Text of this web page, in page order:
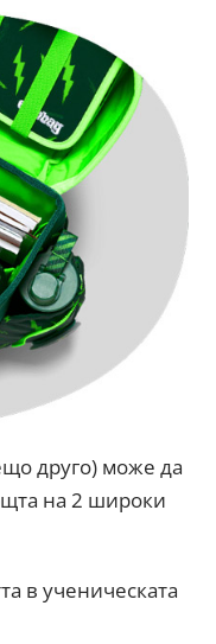
друго) може да
на 2 широки
в ученическата